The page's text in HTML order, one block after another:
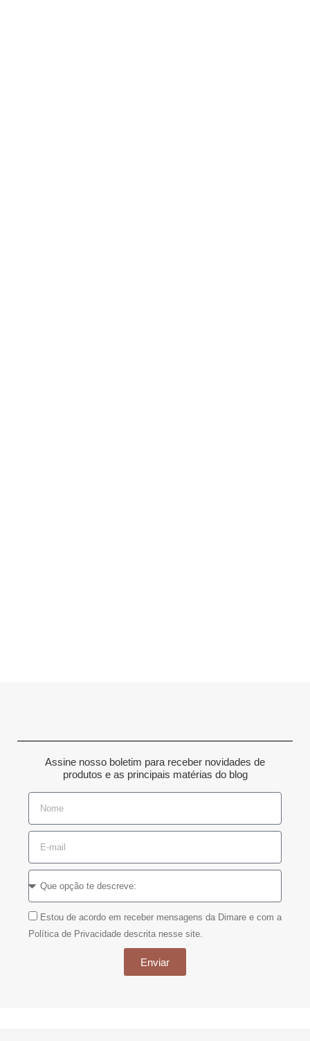
Assine nosso boletim para receber novidades de
produtos e as principais matérias do blog
Estou de acordo em receber mensagens da Dimare e com a
Política de Privacidade descrita nesse site.
Enviar